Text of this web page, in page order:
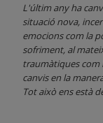
L'últim any ha
situació nova,
emocions com la
sofriment, al
traumàtiques com
canvis en la
Tot això ens està